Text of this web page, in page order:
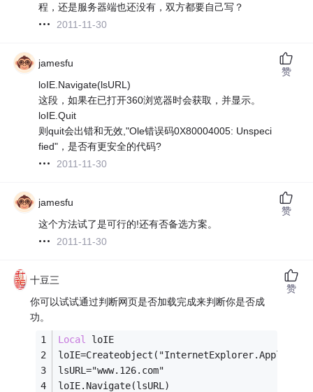
程，还是服务器端也还没有，双方都要自己写？
2011-11-30
jamesfu
loIE.Navigate(lsURL)
这段，如果在已打开360浏览器时会获取，并显示。
loIE.Quit
则quit会出错和无效,"Ole错误码0X80004005: Unspeci
fied"，是否有更安全的代码?
2011-11-30
赞
jamesfu
这个方法试了是可行的!还有否备选方案。
2011-11-30
赞
十豆三
你可以试试通过判断网页是否加载完成来判断你是否成
功。
Local
loIE
loIE=
lsURL="www.126.com"
loIE.Navigate(lsURL)
赞